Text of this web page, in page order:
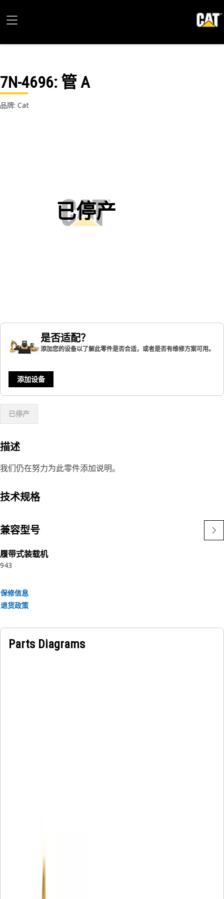
7N-4696: 管 A
品牌: Cat
已停产
是否适配？
添加您的设备以了解此零件是否合适，或者是否有维修方案可用。
添加设备
已停产
描述
我们仍在努力为此零件添加说明。
技术规格
兼容型号
履带式装载机
943
保修信息
退货政策
Parts Diagrams